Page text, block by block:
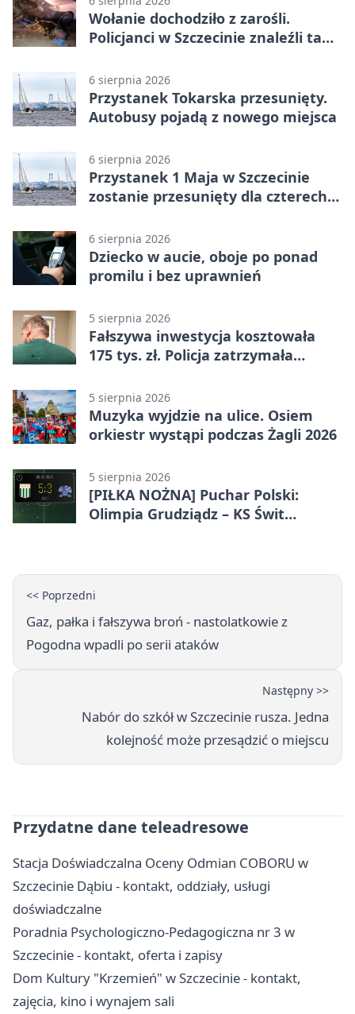
Wołanie dochodziło z zarośli.
Policjanci w Szczecinie znaleźli tam
6 sierpnia 2026
Przystanek Tokarska przesunięty.
Autobusy pojadą z nowego miejsca
6 sierpnia 2026
Przystanek 1 Maja w Szczecinie
zostanie przesunięty dla czterech
6 sierpnia 2026
Dziecko w aucie, oboje po ponad
promilu i bez uprawnień
5 sierpnia 2026
Fałszywa inwestycja kosztowała
175 tys. zł. Policja zatrzymała
5 sierpnia 2026
Muzyka wyjdzie na ulice. Osiem
orkiestr wystąpi podczas Żagli 2026
5 sierpnia 2026
[PIŁKA NOŻNA] Puchar Polski:
Olimpia Grudziądz – KS Świt
<< Poprzedni
Gaz, pałka i fałszywa broń - nastolatkowie z
Pogodna wpadli po serii ataków
Następny >>
Nabór do szkół w Szczecinie rusza. Jedna
kolejność może przesądzić o miejscu
Przydatne dane teleadresowe
Stacja Doświadczalna Oceny Odmian COBORU w
Szczecinie Dąbiu - kontakt, oddziały, usługi
doświadczalne
Poradnia Psychologiczno-Pedagogiczna nr 3 w
Szczecinie - kontakt, oferta i zapisy
Dom Kultury "Krzemień" w Szczecinie - kontakt,
zajęcia, kino i wynajem sali